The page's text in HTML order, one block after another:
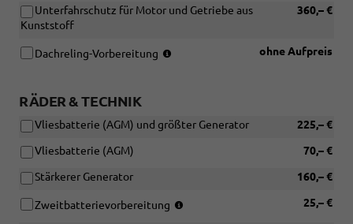
360,– €
Unterfahrschutz für Motor und Getriebe aus
Kunststoff
ohne Aufpreis
Dachreling-Vorbereitung
RÄDER & TECHNIK
225,– €
Vliesbatterie (AGM) und größter Generator
70,– €
Vliesbatterie (AGM)
160,– €
Stärkerer Generator
25,– €
Zweitbatterievorbereitung